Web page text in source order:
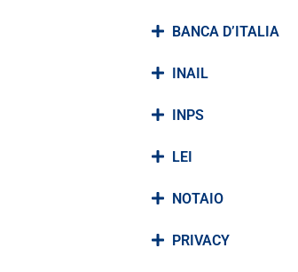
BANCA D’ITALIA
INAIL
INPS
LEI
NOTAIO
PRIVACY